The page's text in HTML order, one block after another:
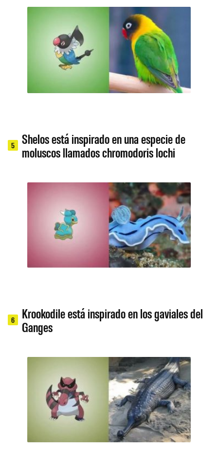
5
Shelos está inspirado en una especie de
moluscos llamados chromodoris lochi
6
Krookodile está inspirado en los gaviales del
Ganges